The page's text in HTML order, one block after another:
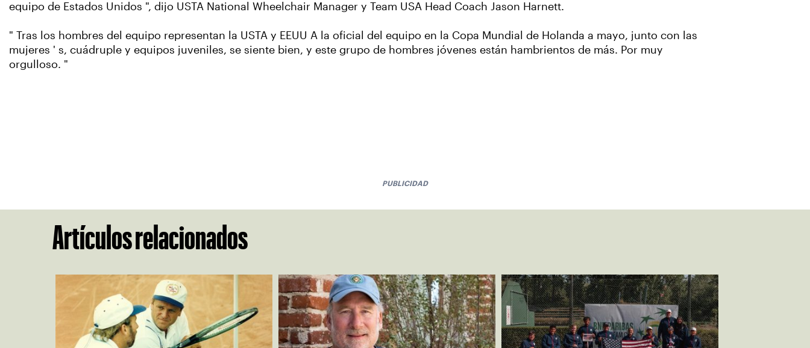
equipo de Estados Unidos ", dijo USTA National Wheelchair Manager y Team USA Head Coach Jason Harnett.
" Tras los hombres del equipo representan la USTA y EEUU A la oficial del equipo en la Copa Mundial de Holanda a mayo, junto con las
mujeres ' s, cuádruple y equipos juveniles, se siente bien, y este grupo de hombres jóvenes están hambrientos de más. Por muy
orgulloso. "
PUBLICIDAD
Artículos relacionados